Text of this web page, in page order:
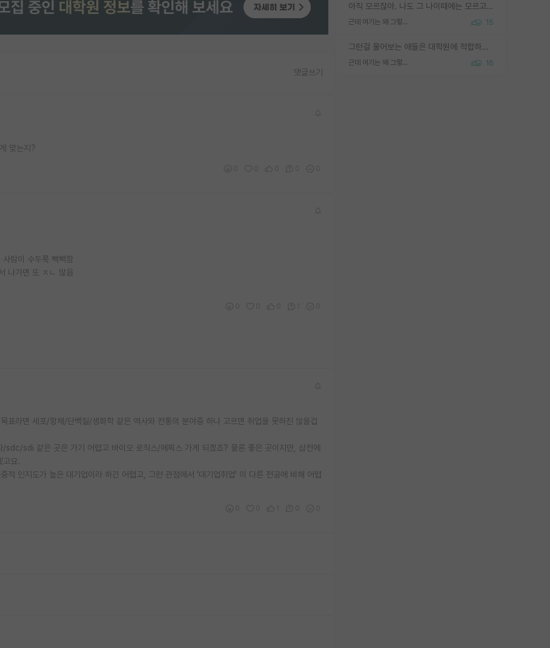
아직 모르잖아. 나도 그 나이때에는 모르고 평가 받고 안심하고 싶었어.
근데 여기는 왜 그렇게 SPK를 물어보는거임? 15
그런걸 물어보는 애들은 대학원에 적합하지 않다
근데 여기는 왜 그렇게 SPK를 물어보는거임? 16
댓글쓰기
맞는지?
람이 수두룩 빽빽함
나가면 또 ㅈㄴ 많음
표라면 세포/항체/단백질/생화학 같은 역사와 전통의 분야중 하나 고르면 취업을 못하진 않을겁
sdc/sdi 같은 곳은 가기 어렵고 바이오 로직스/에픽스 가게 되겠죠? 물론 좋은 곳이지만, 삼전에
요.
적 인지도가 높은 대기업이라 하긴 어렵고, 그런 관점에서 '대기업취업' 이 다른 전공에 비해 어렵